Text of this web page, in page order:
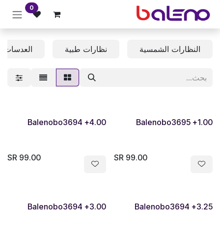
تخطي للذهاب إلى المحتوى 0
النظارات الشمسية نظارات طبية العدسات
Balenobo3695 +1.00
99.00
Balenobo3694 +4.00
99.00
Balenobo3694 +3.25
Balenobo3694 +3.00